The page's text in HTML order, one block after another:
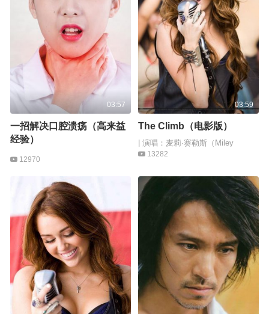
03:57
一招解决口腔溃疡（高来益
经验）
12970
03:59
The Climb（电影版）
| 演唱：麦莉·赛勒斯（Miley
Cyrus）
13282